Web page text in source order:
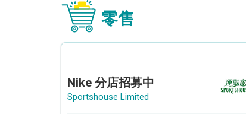
零售
Nike 分店招募中
Sportshouse Limited